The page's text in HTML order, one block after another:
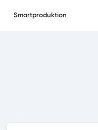
Smartproduktion